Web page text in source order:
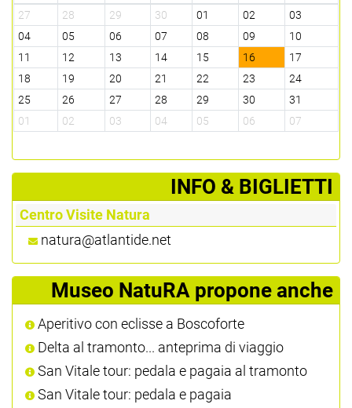
27
28 29 30 01 02
03
04
05 06 07 08 09
10
11
12 13 14 15 16
17
18
19 20 21 22 23
24
25
26 27 28 29 30
31
01
02 03 04 05 06 07
­INFO & BIGLIETTI
Centro Visite Natura
natura@atlantide.net
Museo NatuRA propone anche
Aperitivo con eclisse a Boscoforte
Delta al tramonto... anteprima di viaggio
San Vitale tour: pedala e pagaia al tramonto
San Vitale tour: pedala e pagaia